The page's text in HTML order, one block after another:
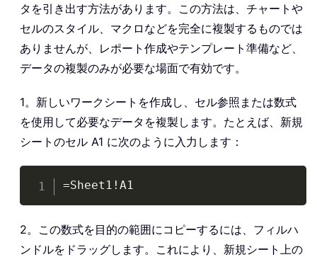
タを引き出す方法があります。この方法は、チャートや
セルのスタイル、マクロなどを完全に複製するものでは
ありませんが、レポート作成やテンプレート準備など、
データの複製のみが必要な場面で有効です。
1。新しいワークシートを作成し、セル参照または数式
を使用して必要なデータを複製します。たとえば、新規
シートのセル A1 に次のように入力します：
=Sheet1!A1
2。この数式を目的の範囲にコピーするには、フィルハ
ンドルをドラッグします。これにより、新規シート上の